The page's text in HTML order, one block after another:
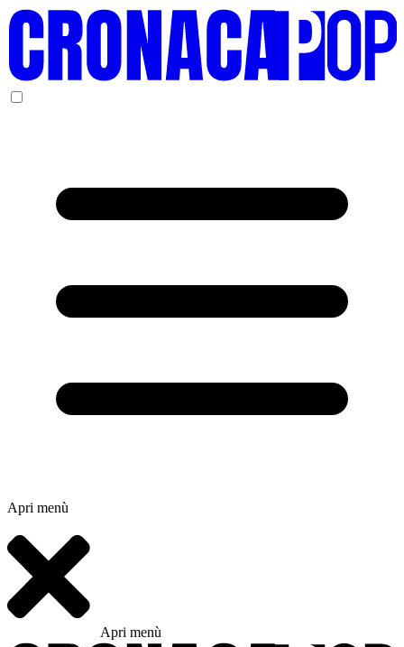
Apri menù
Apri menù